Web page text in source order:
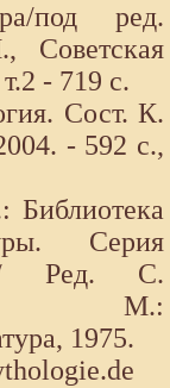
под ред.
- 719 с.
Сост. К.
- 592 с.,
Серия
Ред. С.
М.:
1975.